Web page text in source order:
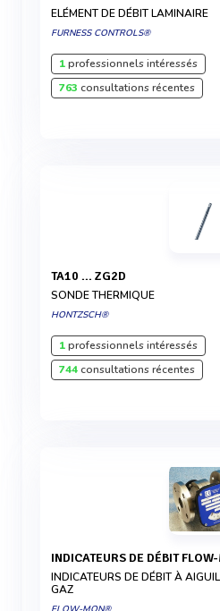
ELÉMENT DE DÉBIT LAMINAIRE
FURNESS CONTROLS®
1professionnels intéressés
763 consultations récentes
TA10 ... ZG2D
SONDE THERMIQUE
HONTZSCH®
1professionnels intéressés
744consultations récentes
INDICATEURS DE DÉBIT
INDICATEURS DE DÉBIT À
GAZ